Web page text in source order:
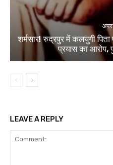
शर्मसार! रुद्रपुर में कलयुगी
प्रयास का आरोप,
LEAVE A REPLY